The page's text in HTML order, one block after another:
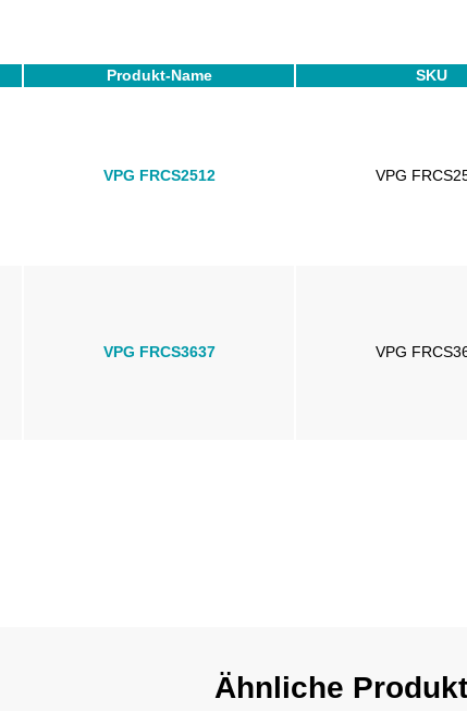
Produkt-Name SKU
VPG FRCS2512 VPG
VPG FRCS3637 VPG
Ähnliche